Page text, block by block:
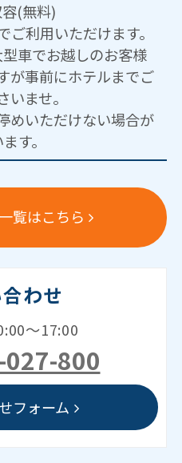
(無料)
ご利用いただけます。
車でお越しのお客様
が事前にホテルまでご
いませ。
めいただけない場合が
す。
覧はこちら
わせ
～17:00
800
フォーム